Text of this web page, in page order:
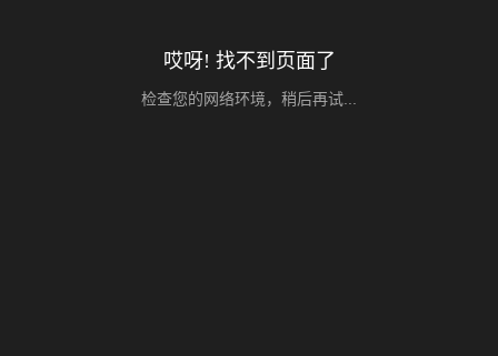
哎呀! 找不到页面了
检查您的网络环境，稍后再试...